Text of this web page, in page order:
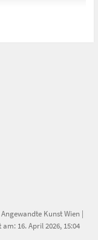
Kunst Wien |
16. April 2026, 15:04